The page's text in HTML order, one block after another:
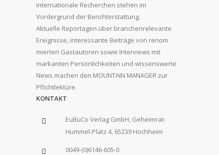
internationale Recherchen stehen im
Vordergrund der Berichterstattung.
Aktuelle Reportagen über branchenrelevante
Ereignisse, interessante Beiträge von renom
mierten Gastautoren sowie Interviews mit
markanten Persönlichkeiten und wissenswerte
News machen den MOUNTAIN MANAGER zur
Pflichtlektüre.
KONTAKT
EuBuCo Verlag GmbH, Geheimrat-
Hummel-Platz 4, 65239 Hochheim
0049-(0)6146-605-0